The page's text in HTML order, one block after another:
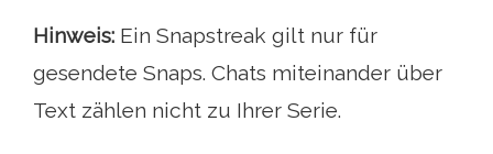
Hinweis: Ein Snapstreak gilt nur für
gesendete Snaps. Chats miteinander über
Text zählen nicht zu Ihrer Serie.